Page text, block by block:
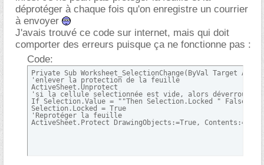
déprotéger à chaque fois qu'on enregistre un courrier
à envoyer
J'avais trouvé ce code sur internet, mais qui doit
comporter des erreurs puisque ça ne fonctionne pas :
Code:
Private Sub Worksheet_SelectionChange(ByVal Target As
'enlever la protection de la feuille
ActiveSheet.Unprotect
'si la cellule selectionnée est vide, alors
If Selection.Value = ""Then Selection.Locked " False
Selection.Locked = True
'Reprotéger la feuille
ActiveSheet.Protect DrawingObjects:=True,